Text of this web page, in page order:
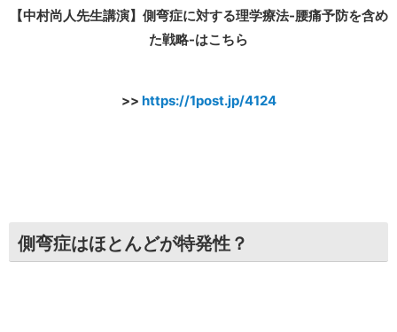
【中村尚人先生講演】側弯症に対する理学療法-腰痛予防を含め
た戦略-はこちら
>> https://1post.jp/4124
側弯症はほとんどが特発性？